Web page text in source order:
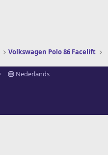
Volkswagen Polo 86 Facelift
Nederlands